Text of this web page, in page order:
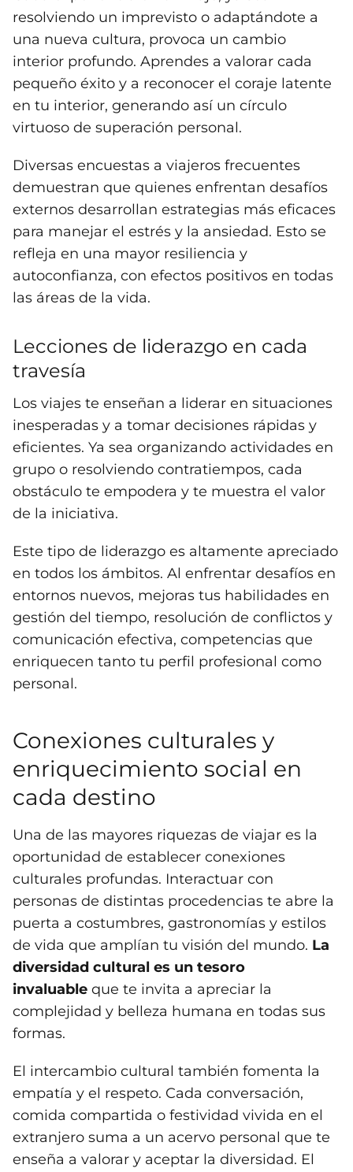
resolviendo un imprevisto o adaptándote a
una nueva cultura, provoca un cambio
interior profundo. Aprendes a valorar cada
pequeño éxito y a reconocer el coraje latente
en tu interior, generando así un círculo
virtuoso de superación personal.
Diversas encuestas a viajeros frecuentes
demuestran que quienes enfrentan desafíos
externos desarrollan estrategias más eficaces
para manejar el estrés y la ansiedad. Esto se
refleja en una mayor resiliencia y
autoconfianza, con efectos positivos en todas
las áreas de la vida.
Lecciones de liderazgo en cada
travesía
Los viajes te enseñan a liderar en situaciones
inesperadas y a tomar decisiones rápidas y
eficientes. Ya sea organizando actividades en
grupo o resolviendo contratiempos, cada
obstáculo te empodera y te muestra el valor
de la iniciativa.
Este tipo de liderazgo es altamente apreciado
en todos los ámbitos. Al enfrentar desafíos en
entornos nuevos, mejoras tus habilidades en
gestión del tiempo, resolución de conflictos y
comunicación efectiva, competencias que
enriquecen tanto tu perfil profesional como
personal.
Conexiones culturales y
enriquecimiento social en
cada destino
Una de las mayores riquezas de viajar es la
oportunidad de establecer conexiones
culturales profundas. Interactuar con
personas de distintas procedencias te abre la
puerta a costumbres, gastronomías y estilos
de vida que amplían tu visión del mundo. La
diversidad cultural es un tesoro
invaluable que te invita a apreciar la
complejidad y belleza humana en todas sus
formas.
El intercambio cultural también fomenta la
empatía y el respeto. Cada conversación,
comida compartida o festividad vivida en el
extranjero suma a un acervo personal que te
enseña a valorar y aceptar la diversidad. El